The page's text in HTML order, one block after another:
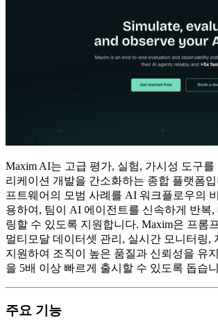
Maxim AI는 고급 평가, 실험, 가시성 도구
리케이션 개발을 간소화하는 종합 플랫폼
프트웨어의 모범 사례를 AI 워크플로우의
용하여, 팀이 AI 에이전트를 신속하게 반복,
링할 수 있도록 지원합니다. Maxim은 프롬
멀티모달 데이터셋 관리, 실시간 모니터링,
지원하여 조직이 높은 품질과 신뢰성을 유
을 5배 이상 빠르게 출시할 수 있도록 돕습
주요 기능